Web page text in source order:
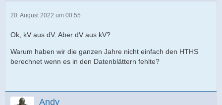
20. August 2022 um 00:55
Ok, kV aus dV. Aber dV aus kV?
Warum haben wir die ganzen Jahre nicht einfach den HTHS
berechnet wenn es in den Datenblättern fehlte?
Andy